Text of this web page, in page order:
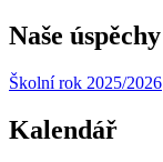
Naše úspěchy
Školní rok 2025/2026
Kalendář